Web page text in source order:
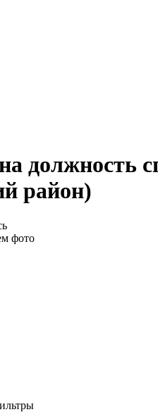
должность
район)
фото